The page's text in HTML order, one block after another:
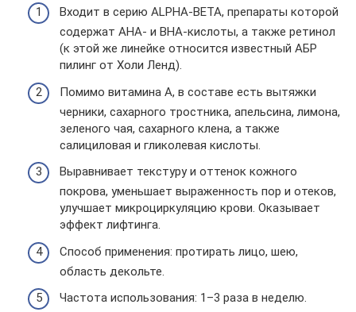
Входит в серию ALPHA-BETA, препараты которой
содержат AHA- и BHA-кислоты, а также ретинол
(к этой же линейке относится известный АБР
пилинг от Холи Ленд).
Помимо витамина A, в составе есть вытяжки
черники, сахарного тростника, апельсина, лимона,
зеленого чая, сахарного клена, а также
салициловая и гликолевая кислоты.
Выравнивает текстуру и оттенок кожного
покрова, уменьшает выраженность пор и отеков,
улучшает микроциркуляцию крови. Оказывает
эффект лифтинга.
Способ применения: протирать лицо, шею,
область декольте.
Частота использования: 1–3 раза в неделю.